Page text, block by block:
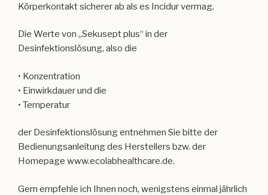
Körperkontakt sicherer ab als es Incidur vermag.
Die Werte von „Sekusept plus“ in der
Desinfektionslösung, also die
• Konzentration
• Einwirkdauer und die
• Temperatur
der Desinfektionslösung entnehmen Sie bitte der
Bedienungsanleitung des Herstellers bzw. der
Homepage www.ecolabhealthcare.de.
Gern empfehle ich Ihnen noch, wenigstens einmal jährlich